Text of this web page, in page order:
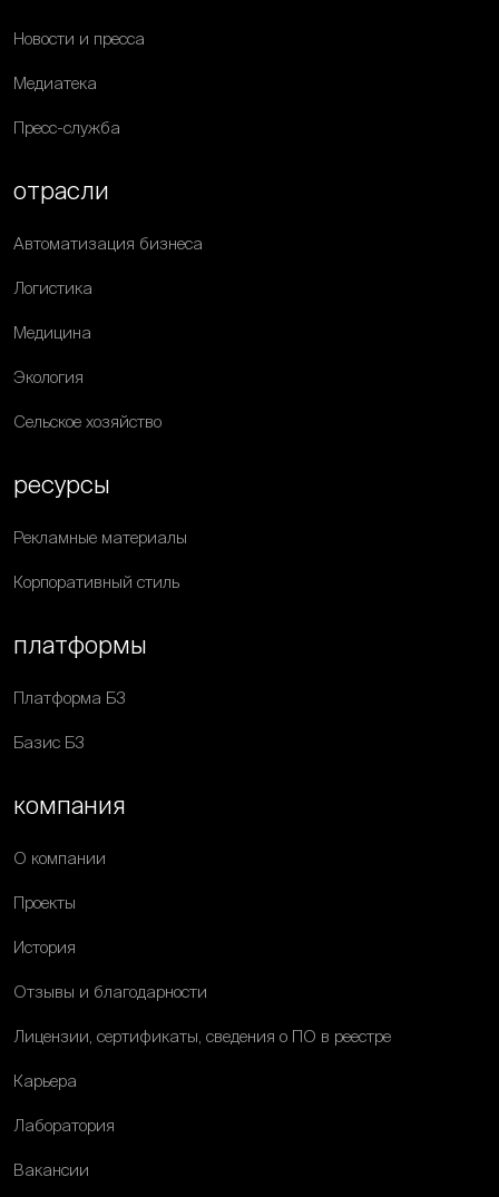
Новости и пресса
Медиатека
Пресс-служба
отрасли
Автоматизация бизнеса
Логистика
Медицина
Экология
Сельское хозяйство
ресурсы
Рекламные материалы
Корпоративный стиль
платформы
Платформа Б3
Базис Б3
компания
О компании
Проекты
История
Отзывы и благодарности
Лицензии, сертификаты, сведения о ПО в реестре
Карьера
Лаборатория
Вакансии